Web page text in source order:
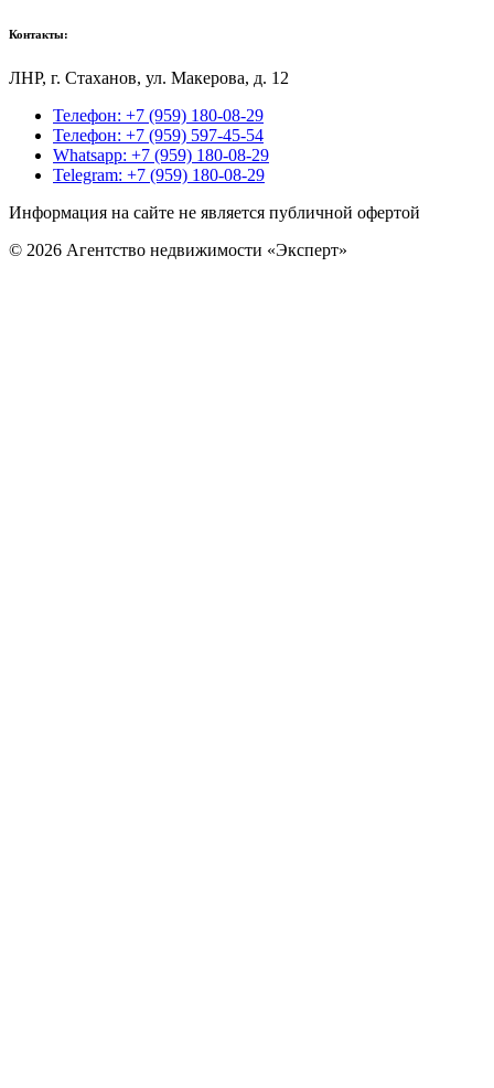
Контакты:
ЛНР, г. Стаханов, ул. Макерова, д. 12
Телефон: +7 (959) 180-08-29
Телефон: +7 (959) 597-45-54
Whatsapp: +7 (959) 180-08-29
Telegram: +7 (959) 180-08-29
Информация на сайте не является публичной офертой
© 2026 Агентство недвижимости «Эксперт»